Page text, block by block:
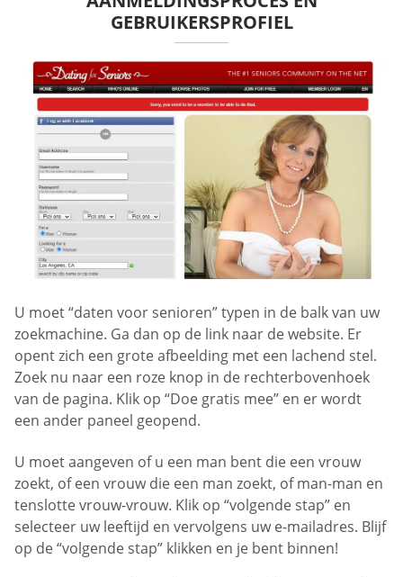
GEBRUIKERSPROFIEL
U moet “daten voor senioren” typen in de balk van uw
zoekmachine. Ga dan op de link naar de website. Er
opent zich een grote afbeelding met een lachend stel.
Zoek nu naar een roze knop in de rechterbovenhoek
van de pagina. Klik op “Doe gratis mee” en er wordt
een ander paneel geopend.
U moet aangeven of u een man bent die een vrouw
zoekt, of een vrouw die een man zoekt, of man-man en
tenslotte vrouw-vrouw. Klik op “volgende stap” en
selecteer uw leeftijd en vervolgens uw e-mailadres. Blijf
op de “volgende stap” klikken en je bent binnen!